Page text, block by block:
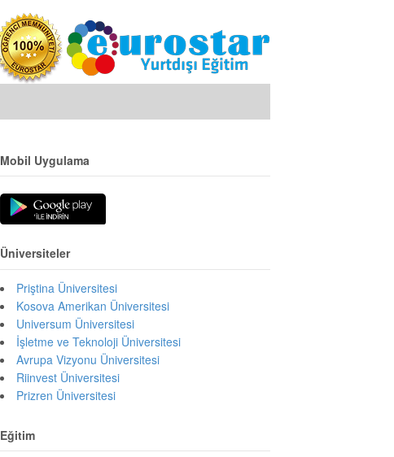
Mobil Uygulama
Üniversiteler
Priştina Üniversitesi
Kosova Amerikan Üniversitesi
Universum Üniversitesi
İşletme ve Teknoloji Üniversitesi
Avrupa Vizyonu Üniversitesi
Riinvest Üniversitesi
Prizren Üniversitesi
Eğitim